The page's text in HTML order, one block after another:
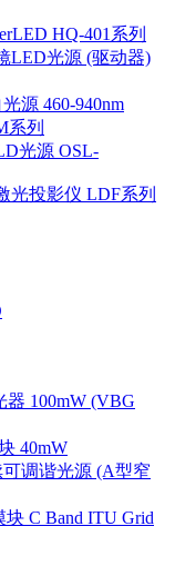
HQ-401系列
LED光源 (驱动器)
源 460-940nm
系列
光源 OSL-
光投影仪 LDF系列
器 100mW (VBG
40mW
调谐光源 (A型窄
C Band ITU Grid